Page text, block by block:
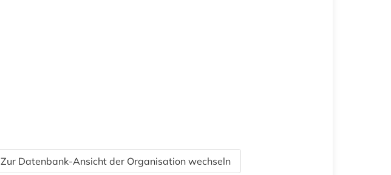
Zur Datenbank-Ansicht der Organisation wechseln